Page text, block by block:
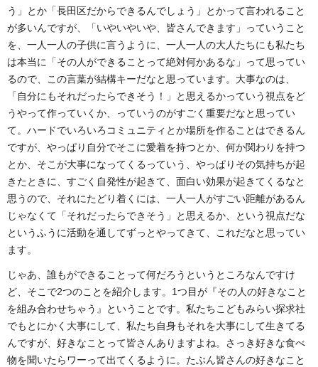
う」とか「長田区だからできるんでしょう」とかって言われること
が多いんですが、「いやいやいや、皆さんできます」っていうこと
を、一人一人の子供に言うように、一人一人の大人たちにも私たち
は本当に「その人ができることって絶対何かあるな」って思ってい
るので、この言葉が結構キーだなと思っています。大事なのは、
「自分にもそれだったらできそう！」と思えるかっていう視点をど
うやって作っていくか、っていうのがすごく重要だなと思ってい
て。ハードでいろいろコミュニティとか場所を作ることはできるん
ですが、やっぱり自分でそこに愛着を持つとか、何か関わりを持つ
とか、そこが大事になってくるっていう、やっぱりその気持ちが起
きたときに、すごく自発性が起きて、面白い効果が起きてくるなと
思うので、それにたどり着くには、一人一人がすごい距離があるん
じゃなくて「それだったらできそう」と思えるか、という視点だな
というふうに活動を通してずっとやってきて、これだなと思ってい
ます。
じゃあ、誰もができることって何だろうというところなんですけ
ど、そこで2つのことを紹介します。1つ目が『その人の好きなこと
を組み合わせちゃう』ということです。私たちこどもみらい探求社
でもとにかく大事にして、私たち自身もそれを大事にして生きてる
んですが、好きなことって皆さんありますよね。さっき好きな食べ
物を聞いたらワーって出てくるように。たぶん皆さんの好きなこと